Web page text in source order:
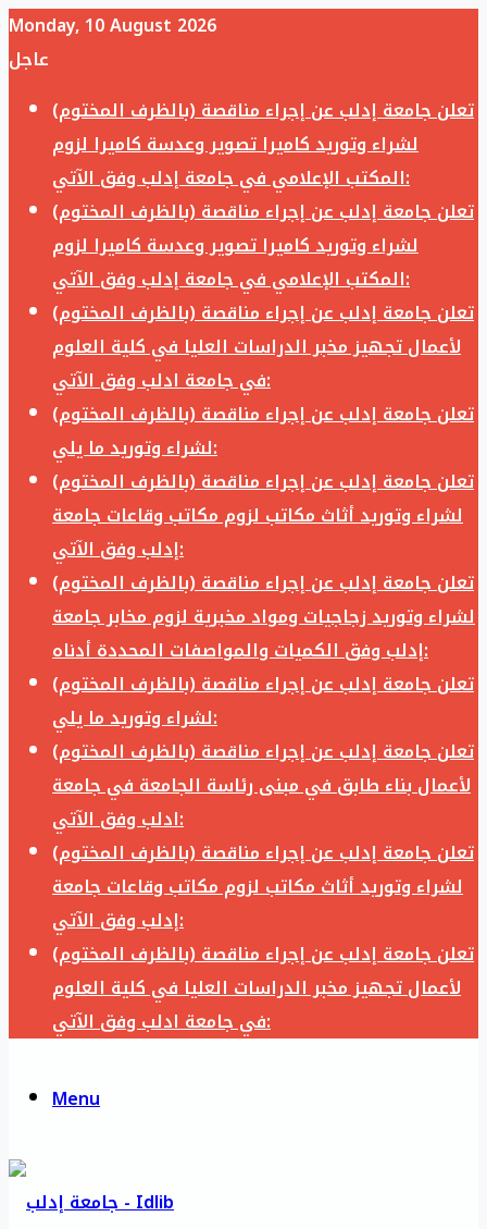
Monday, 10 August 2026
عاجل
تعلن جامعة إدلب عن إجراء مناقصة (بالظرف المختوم)
لشراء وتوريد كاميرا تصوير وعدسة كاميرا لزوم
المكتب الإعلامي في جامعة إدلب وفق الآتي:
تعلن جامعة إدلب عن إجراء مناقصة (بالظرف المختوم)
لشراء وتوريد كاميرا تصوير وعدسة كاميرا لزوم
المكتب الإعلامي في جامعة إدلب وفق الآتي:
تعلن جامعة إدلب عن إجراء مناقصة (بالظرف المختوم)
لأعمال تجهيز مخبر الدراسات العليا في كلية العلوم
في جامعة ادلب وفق الآتي:
تعلن جامعة إدلب عن إجراء مناقصة (بالظرف المختوم)
لشراء وتوريد ما يلي:
تعلن جامعة إدلب عن إجراء مناقصة (بالظرف المختوم)
لشراء وتوريد أثاث مكاتب لزوم مكاتب وقاعات جامعة
إدلب وفق الآتي:
تعلن جامعة إدلب عن إجراء مناقصة (بالظرف المختوم)
لشراء وتوريد زجاجيات ومواد مخبرية لزوم مخابر جامعة
إدلب وفق الكميات والمواصفات المحددة أدناه:
تعلن جامعة إدلب عن إجراء مناقصة (بالظرف المختوم)
لشراء وتوريد ما يلي:
تعلن جامعة إدلب عن إجراء مناقصة (بالظرف المختوم)
لأعمال بناء طابق في مبنى رئاسة الجامعة في جامعة
ادلب وفق الآتي:
تعلن جامعة إدلب عن إجراء مناقصة (بالظرف المختوم)
لشراء وتوريد أثاث مكاتب لزوم مكاتب وقاعات جامعة
إدلب وفق الآتي:
تعلن جامعة إدلب عن إجراء مناقصة (بالظرف المختوم)
لأعمال تجهيز مخبر الدراسات العليا في كلية العلوم
في جامعة ادلب وفق الآتي:
Menu